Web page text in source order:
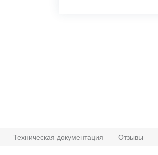
Техническая документация Отзывы